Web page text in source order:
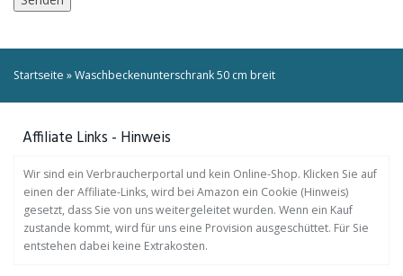
Startseite »Waschbeckenunterschrank 50 cm breit
Affiliate Links - Hinweis
Wir sind ein Verbraucherportal und kein Online-Shop. Klicken Sie auf
einen der Affiliate-Links, wird bei Amazon ein Cookie (Hinweis)
gesetzt, dass Sie von uns weitergeleitet wurden. Wenn ein Kauf
zustande kommt, wird für uns eine Provision ausgeschüttet. Für Sie
entstehen dabei keine Extrakosten.